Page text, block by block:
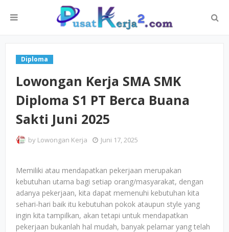
Diploma
Lowongan Kerja SMA SMK
Diploma S1 PT Berca Buana
Sakti Juni 2025
by Lowongan Kerja Juni 17, 2025
Memiliki atau mendapatkan pekerjaan merupakan
kebutuhan utama bagi setiap orang/masyarakat, dengan
adanya pekerjaan, kita dapat memenuhi kebutuhan kita
sehari-hari baik itu kebutuhan pokok ataupun style yang
ingin kita tampilkan, akan tetapi untuk mendapatkan
pekerjaan bukanlah hal mudah, banyak pelamar yang telah